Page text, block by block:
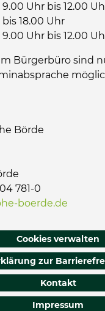
9.00 Uhr bis 12.00
bis 18.00 Uhr
9.00 Uhr bis 12.00
Bürgerbüro sind
Börde
781-0
boerde.de
Cookies verwalten
zur
Kontakt
Impressum